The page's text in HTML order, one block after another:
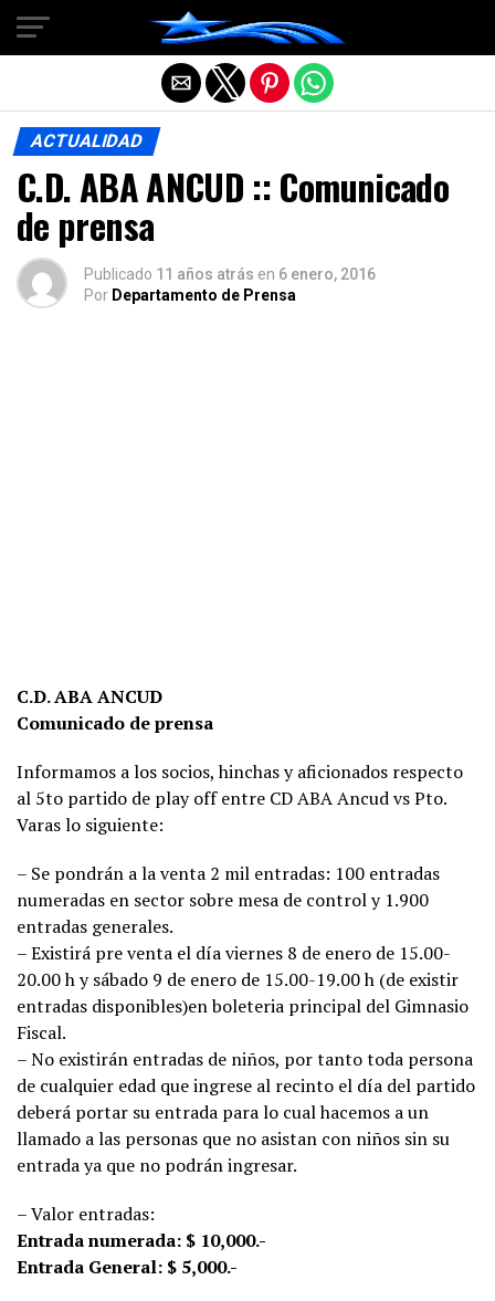
ACTUALIDAD
C.D. ABA ANCUD :: Comunicado
de prensa
Publicado 11 años atrás en 6 enero, 2016
Por Departamento de Prensa
C.D. ABA ANCUD
Comunicado de prensa
Informamos a los socios, hinchas y aficionados respecto
al 5to partido de play off entre CD ABA Ancud vs Pto.
Varas lo siguiente:
– Se pondrán a la venta 2 mil entradas: 100 entradas
numeradas en sector sobre mesa de control y 1.900
entradas generales.
– Existirá pre venta el día viernes 8 de enero de 15.00-
20.00 h y sábado 9 de enero de 15.00-19.00 h (de existir
entradas disponibles)en boleteria principal del Gimnasio
Fiscal.
– No existirán entradas de niños, por tanto toda persona
de cualquier edad que ingrese al recinto el día del partido
deberá portar su entrada para lo cual hacemos a un
llamado a las personas que no asistan con niños sin su
entrada ya que no podrán ingresar.
– Valor entradas:
Entrada numerada: $ 10,000.-
Entrada General: $ 5,000.-
Salir de la versión móvil